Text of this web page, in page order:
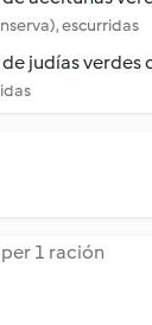
escurridas
de judías verdes
per 1 ración